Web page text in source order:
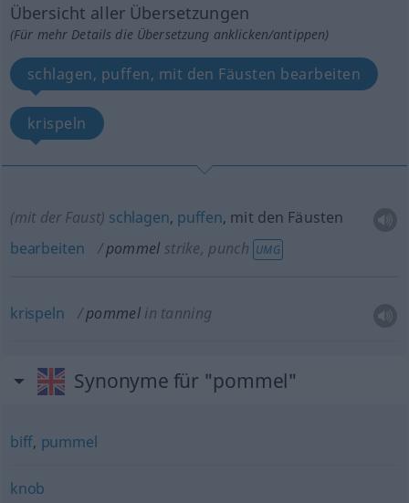
Übersicht aller Übersetzungen
(Für mehr Details die Übersetzung anklicken/antippen)
schlagen, puffen, mit den Fäusten bearbeiten
krispeln
(mit der Faust) schlagen, puffen, mit den Fäusten
bearbeiten
pommel strike, punch UMG
krispeln pommel in tanning
Synonyme für "pommel"
biff, pummel
knob